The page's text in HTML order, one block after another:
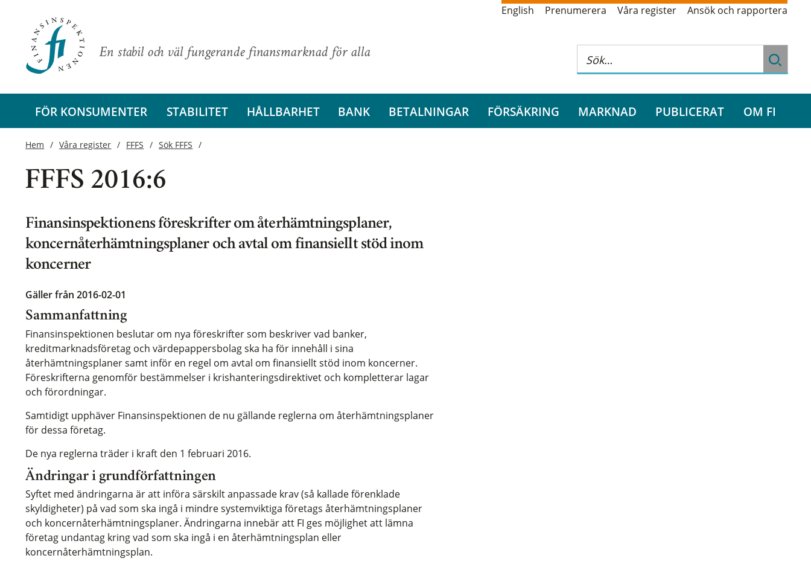
En stabil och väl fungerande finansmarknad för alla
English Prenumerera Våra register Ansök och rapportera
FÖR KONSUMENTER STABILITET HÅLLBARHET BANK BETALNINGAR FÖRSÄKRING MARKNAD PUBLICERAT OM FI
Hem Våra register FFFS Sök FFFS
FFFS 2016:6
Finansinspektionens föreskrifter om återhämtningsplaner,
koncernåterhämtningsplaner och avtal om finansiellt stöd inom
koncerner
Gäller från 2016-02-01
Sammanfattning
Finansinspektionen beslutar om nya föreskrifter som beskriver vad banker,
kreditmarknadsföretag och värdepappersbolag ska ha för innehåll i sina
återhämtningsplaner samt inför en regel om avtal om finansiellt stöd inom koncerner.
Föreskrifterna genomför bestämmelser i krishanteringsdirektivet och kompletterar lagar
och förordningar.
Samtidigt upphäver Finansinspektionen de nu gällande reglerna om återhämtningsplaner
för dessa företag.
De nya reglerna träder i kraft den 1 februari 2016.
Ändringar i grundförfattningen
Syftet med ändringarna är att införa särskilt anpassade krav (så kallade förenklade
skyldigheter) på vad som ska ingå i mindre systemviktiga företags återhämtningsplaner
och koncernåterhämtningsplaner. Ändringarna innebär att FI ges möjlighet att lämna
företag undantag kring vad som ska ingå i en återhämtningsplan eller
koncernåterhämtningsplan.